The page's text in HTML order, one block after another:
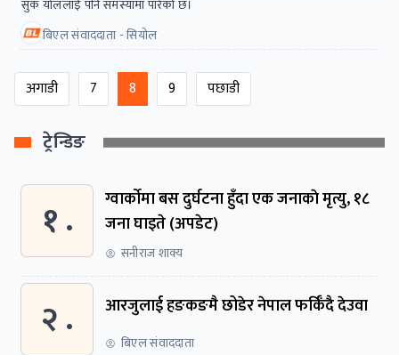
सुक योललाई पनि समस्यामा पारेको छ।
बिएल संवाददाता - सियोल
अगाडी 7 8 9 पछाडी
ट्रेन्डिङ
१ .
ग्वार्काेमा बस दुर्घटना हुँदा एक जनाकाे मृत्यु, १८
जना घाइते (अपडेट)
सनीराज शाक्य
२ . आरजुलाई हङकङमै छोडेर नेपाल फर्किँदै देउवा
बिएल संवाददाता